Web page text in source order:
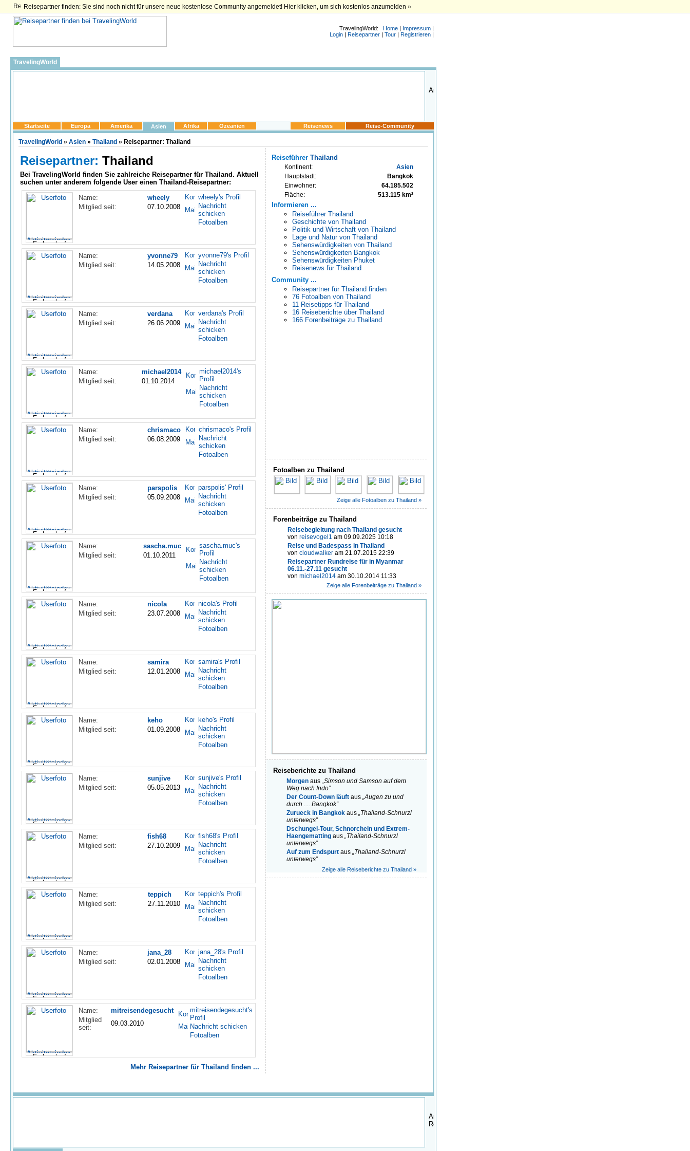
Reisepartner finden: Sie sind noch nicht für unsere neue kostenlose Community angemeldet! Hier klicken, um sich kostenlos anzumelden »
TravelingWorld: Home | Impressum |
Login | Reisepartner | Tour | Registrieren |
TravelingWorld
Startseite Europa Amerika Asien Afrika Ozeanien Reisenews Reise-Community
TravelingWorld » Asien » Thailand » Reisepartner: Thailand
Reisepartner: Thailand
Bei TravelingWorld finden Sie zahlreiche Reisepartner für Thailand. Aktuell
suchen unter anderem folgende User einen Thailand-Reisepartner:
Name:
wheely
Mitglied seit:
07.10.2008
wheely's Profil
Nachricht
schicken
Fotoalben
Name:
yvonne79
Mitglied seit:
14.05.2008
yvonne79's Profil
Nachricht
schicken
Fotoalben
Name:
verdana
Mitglied seit:
26.06.2009
verdana's Profil
Nachricht
schicken
Fotoalben
Name:
michael2014
Mitglied seit:
01.10.2014
michael2014's
Profil
Nachricht
schicken
Fotoalben
Name:
chrismaco
Mitglied seit:
06.08.2009
chrismaco's Profil
Nachricht
schicken
Fotoalben
Name:
parspolis
Mitglied seit:
05.09.2008
parspolis' Profil
Nachricht
schicken
Fotoalben
Name:
sascha.muc
Mitglied seit:
01.10.2011
sascha.muc's
Profil
Nachricht
schicken
Fotoalben
Name:
nicola
Mitglied seit:
23.07.2008
nicola's Profil
Nachricht
schicken
Fotoalben
Name:
samira
Mitglied seit:
12.01.2008
samira's Profil
Nachricht
schicken
Fotoalben
Name:
keho
Mitglied seit:
01.09.2008
keho's Profil
Nachricht
schicken
Fotoalben
Name:
sunjive
Mitglied seit:
05.05.2013
sunjive's Profil
Nachricht
schicken
Fotoalben
Name:
fish68
Mitglied seit:
27.10.2009
fish68's Profil
Nachricht
schicken
Fotoalben
Name:
teppich
Mitglied seit:
27.11.2010
teppich's Profil
Nachricht
schicken
Fotoalben
Name:
jana_28
Mitglied seit:
02.01.2008
jana_28's Profil
Nachricht
schicken
Fotoalben
Name:
mitreisendegesucht
Mitglied
seit:
09.03.2010
mitreisendegesucht's
Profil
Nachricht schicken
Fotoalben
Mehr Reisepartner für Thailand finden ...
Reiseführer Thailand
Kontinent:
Asien
Hauptstadt:
Bangkok
Einwohner:
64.185.502
Fläche:
513.115 km²
Informieren ...
Reiseführer Thailand
Geschichte von Thailand
Politik und Wirtschaft von Thailand
Lage und Natur von Thailand
Sehenswürdigkeiten von Thailand
Sehenswürdigkeiten Bangkok
Sehenswürdigkeiten Phuket
Reisenews für Thailand
Community ...
Reisepartner für Thailand finden
76 Fotoalben von Thailand
11 Reisetipps für Thailand
16 Reiseberichte über Thailand
166 Forenbeiträge zu Thailand
Fotoalben zu Thailand
Zeige alle Fotoalben zu Thailand »
Forenbeiträge zu Thailand
Reisebegleitung nach Thailand gesucht
von reisevogel1 am 09.09.2025 10:18
Reise und Badespass in Thailand
von cloudwalker am 21.07.2015 22:39
Reisepartner Rundreise für in Myanmar
06.11.-27.11 gesucht
von michael2014 am 30.10.2014 11:33
Zeige alle Forenbeiträge zu Thailand »
Reiseberichte zu Thailand
Morgen aus „Simson und Samson auf dem
Weg nach Indo”
Der Count-Down läuft aus „Augen zu und
durch .... Bangkok”
Zurueck in Bangkok aus „Thailand-Schnurzl
unterwegs”
Dschungel-Tour, Schnorcheln und Extrem-
Haengematting aus „Thailand-Schnurzl
unterwegs”
Auf zum Endspurt aus „Thailand-Schnurzl
unterwegs”
Zeige alle Reiseberichte zu Thailand »